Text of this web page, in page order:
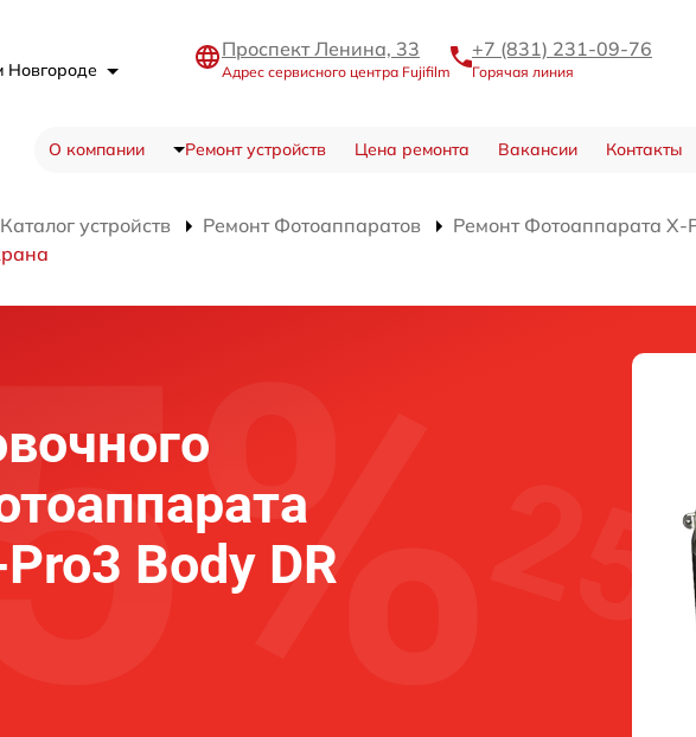
Новгороде
Проспект Ленина, 33
Адрес сервисного центра Fujifilm
+7 (831) 231-09-76
Горячая линия
О компании Ремонт устройств Цена ремонта Вакансии Контакты
Каталог устройств Ремонт Фотоаппаратов
Ремонт Фотоаппарата X-
Body DR